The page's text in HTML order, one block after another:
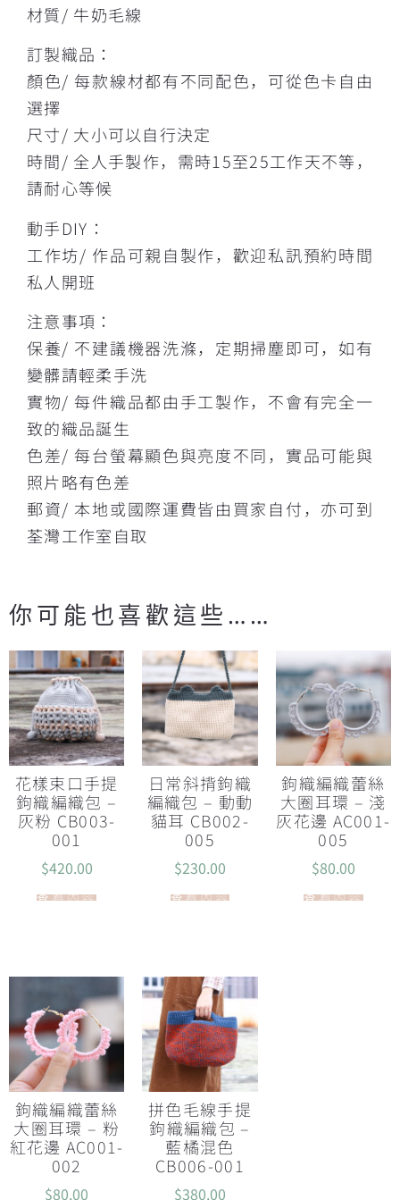
材質/ 牛奶毛線
訂製織品：
顏色/ 每款線材都有不同配色，可從色卡自由
選擇
尺寸/ 大小可以自行決定
時間/ 全人手製作，需時15至25工作天不等，
請耐心等候
動手DIY：
工作坊/ 作品可親自製作，歡迎私訊預約時間
私人開班
注意事項：
保養/ 不建議機器洗滌，定期掃塵即可，如有
變髒請輕柔手洗
實物/ 每件織品都由手工製作，不會有完全一
致的織品誕生
色差/ 每台螢幕顯色與亮度不同，實品可能與
照片略有色差
郵資/ 本地或國際運費皆由買家自付，亦可到
荃灣工作室自取
你可能也喜歡這些……
花樣束口手提
鉤織編織包 –
灰粉 CB003-
001
$420.00
查看內容
日常斜揹鉤織
編織包 – 動動
貓耳 CB002-
005
$230.00
查看內容
鉤織編織蕾絲
大圈耳環 – 淺
灰花邊 AC001-
005
$80.00
查看內容
鉤織編織蕾絲
大圈耳環 – 粉
紅花邊 AC001-
002
$80.00
拼色毛線手提
鉤織編織包 –
藍橘混色
CB006-001
$380.00